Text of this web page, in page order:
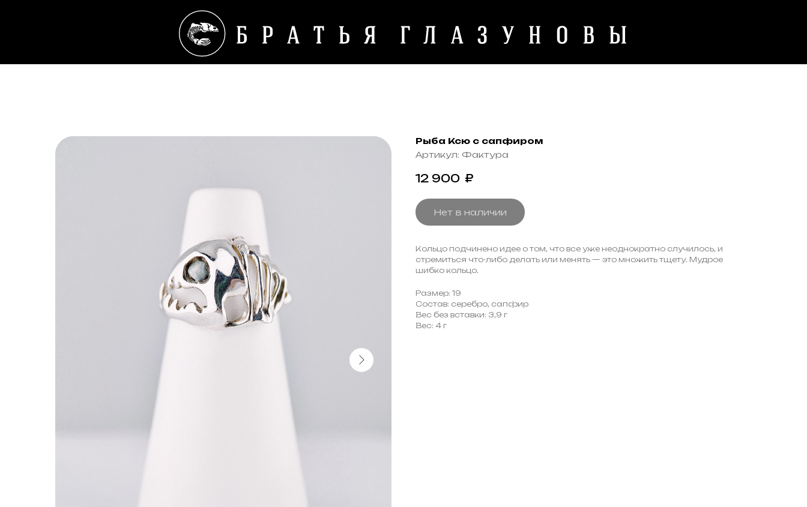
Рыба Ксю с сапфиром
Артикул: Фактура
12 900 ₽
Нет в наличии
Кольцо подчинено идее о том, что все уже неоднократно случилось, и
стремиться что-либо делать или менять — это множить тщету. Мудрое
шибко кольцо.
Размер: 19
Состав: серебро, сапфир
Вес без вставки: 3,9 г
Вес: 4 г